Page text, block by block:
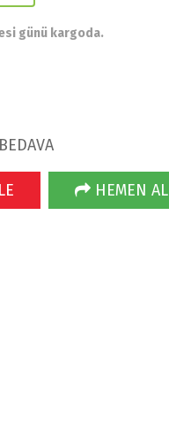
günü kargoda.
HEMEN AL